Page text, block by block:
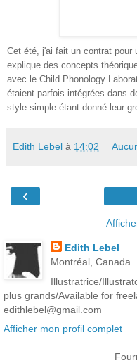
Cet été, j'ai fait un contrat pour
explique des concepts
avec le Child Phonology
étaient parfois intégrées dans
style simple étant donné leur
Edith Lebel à 14:02
‹
Edith Lebel
Montréal, Canada
Illustratrice/
plus grands/Available for
edithlebel@gmail.com
Afficher mon profil complet